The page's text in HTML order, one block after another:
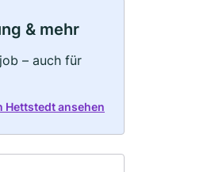
& mehr
– auch für
Hettstedt ansehen